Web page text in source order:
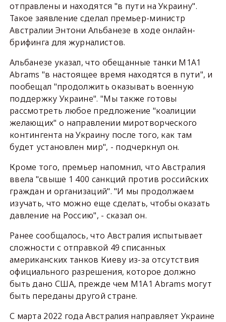
отправлены и находятся "в пути на Украину".
Такое заявление сделал премьер-министр
Австралии Энтони Альбанезе в ходе онлайн-
брифинга для журналистов.
Альбанезе указал, что обещанные танки M1A1
Abrams "в настоящее время находятся в пути", и
пообещал "продолжить оказывать военную
поддержку Украине". "Мы также готовы
рассмотреть любое предложение "коалиции
желающих" о направлении миротворческого
контингента на Украину после того, как там
будет установлен мир", - подчеркнул он.
Кроме того, премьер напомнил, что Австралия
ввела "свыше 1 400 санкций против российских
граждан и организаций". "И мы продолжаем
изучать, что можно еще сделать, чтобы оказать
давление на Россию", - сказал он.
Ранее сообщалось, что Австралия испытывает
сложности с отправкой 49 списанных
американских танков Киеву из-за отсутствия
официального разрешения, которое должно
быть дано США, прежде чем M1A1 Abrams могут
быть переданы другой стране.
С марта 2022 года Австралия направляет Украине